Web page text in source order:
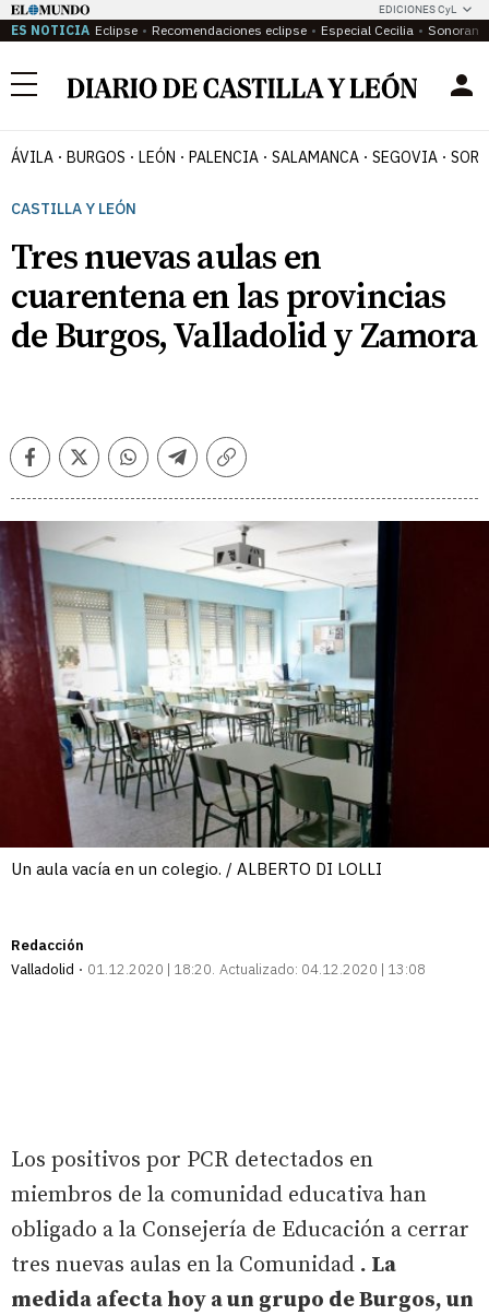
EDICIONES CyL
ES NOTICIA Eclipse Recomendaciones eclipse Especial Cecilia
Menú
ÁVILA BURGOS LEÓN PALENCIA SALAMANCA SEGOVIA
CASTILLA Y LEÓN
Tres nuevas aulas en
cuarentena en las provincias
de Burgos, Valladolid y Zamora
FacebookTwitterWhatsappTelegramCopiar
Un aula vacía en un colegio. / ALBERTO DI LOLLI
Redacción
Valladolid
01.12.2020 | 18:20 Actualizado: 04.12.2020 | 13:08
Los positivos por PCR detectados en
miembros de la comunidad educativa han
obligado a la Consejería de Educación a cerrar
tres nuevas aulas en la Comunidad . La
medida afecta hoy a un grupo de Burgos, un